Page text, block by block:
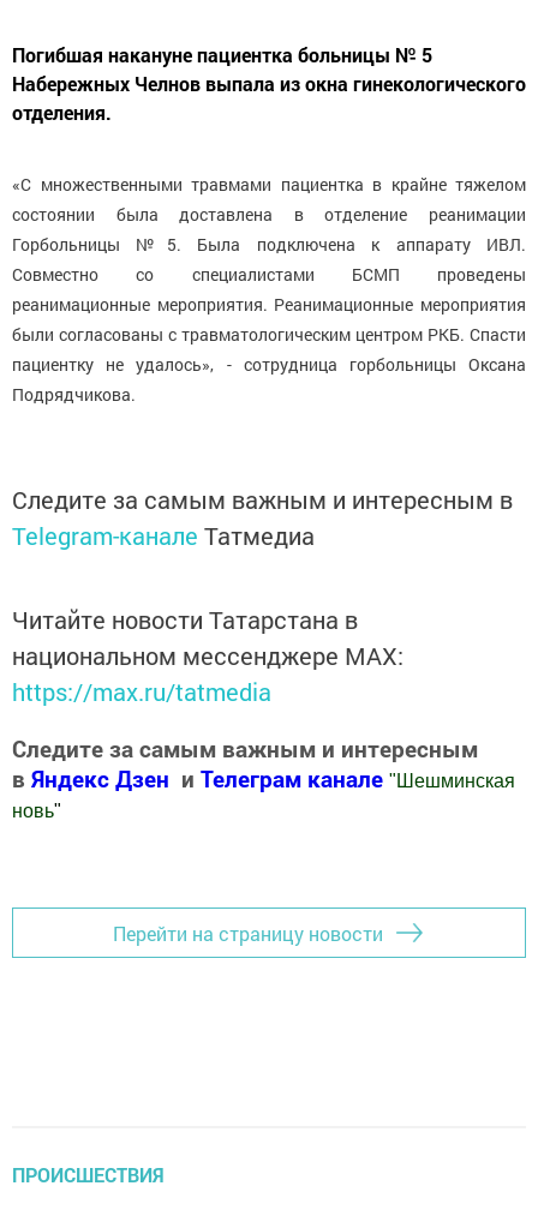
Погибшая накануне пациентка больницы № 5
Набережных Челнов выпала из окна гинекологического
отделения.
«С множественными травмами пациентка в крайне тяжелом
состоянии была доставлена в отделение реанимации
Горбольницы №5. Была подключена к аппарату ИВЛ.
Совместно со специалистами БСМП проведены
реанимационные мероприятия. Реанимационные мероприятия
были согласованы с травматологическим центром РКБ. Спасти
пациентку не удалось», - сотрудница горбольницы Оксана
Подрядчикова.
Следите за самым важным и интересным в
Telegram-канале Татмедиа
Читайте новости Татарстана в
национальном мессенджере MАХ:
https://max.ru/tatmedia
Следите за самым важным и интересным
в Яндекс Дзен и Телеграм канале "Шешминская
новь"
Перейти на страницу новости
ПРОИСШЕСТВИЯ